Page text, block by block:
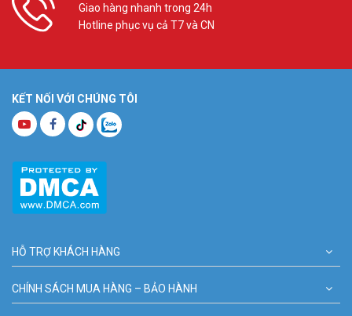
Giao hàng nhanh trong 24h
Hotline phục vụ cả T7 và CN
KẾT NỐI VỚI CHÚNG TÔI
HỖ TRỢ KHÁCH HÀNG
CHÍNH SÁCH MUA HÀNG – BẢO HÀNH